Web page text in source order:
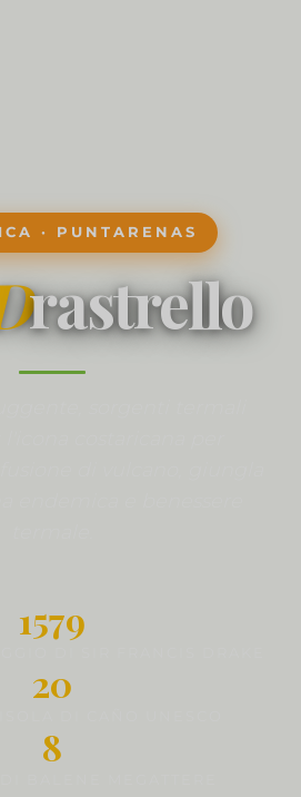
· PUNTARENAS
rastrello
1579
20
8